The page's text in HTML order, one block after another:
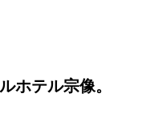
ホテル宗像。